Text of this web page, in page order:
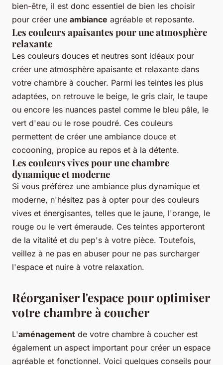
bien-être, il est donc essentiel de bien les choisir
pour créer une ambiance agréable et reposante.
Les couleurs apaisantes pour une atmosphère
relaxante
Les couleurs douces et neutres sont idéaux pour
créer une atmosphère apaisante et relaxante dans
votre chambre à coucher. Parmi les teintes les plus
adaptées, on retrouve le beige, le gris clair, le taupe
ou encore les nuances pastel comme le bleu pâle, le
vert d'eau ou le rose poudré. Ces couleurs
permettent de créer une ambiance douce et
cocooning, propice au repos et à la détente.
Les couleurs vives pour une chambre
dynamique et moderne
Si vous préférez une ambiance plus dynamique et
moderne, n'hésitez pas à opter pour des couleurs
vives et énergisantes, telles que le jaune, l'orange, le
rouge ou le vert émeraude. Ces teintes apporteront
de la vitalité et du pep's à votre pièce. Toutefois,
veillez à ne pas en abuser pour ne pas surcharger
l'espace et nuire à votre relaxation.
Réorganiser l'espace pour optimiser
votre chambre à coucher
L'aménagement de votre chambre à coucher est
également un aspect important pour créer un espace
agréable et fonctionnel. Voici quelques conseils pour